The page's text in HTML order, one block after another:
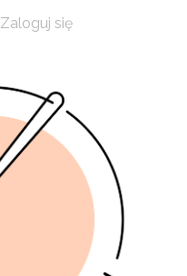
Zaloguj się